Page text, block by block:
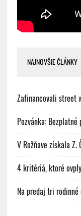
NAJNOVŠIE ČLÁNKY
Zafinancovali street
Pozvánka:
V Rožňave získala
4 kritériá, ktoré
Na predaj tri rodinné